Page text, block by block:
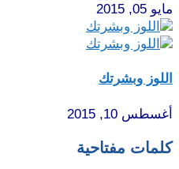
مايو 05, 2015
اللوز وبشرتك
أغسطس 10, 2015
كلمات مفتاحية